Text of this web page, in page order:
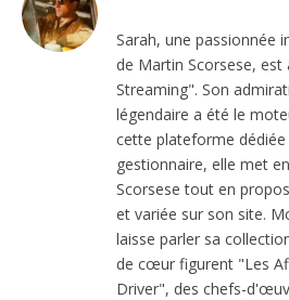
Sarah, une passionnée
de Martin Scorsese,
Streaming". Son
légendaire a été le
cette plateforme
gestionnaire, elle met
Scorsese tout en
et variée sur son site.
laisse parler sa
de cœur figurent "Les
Driver", des chefs-